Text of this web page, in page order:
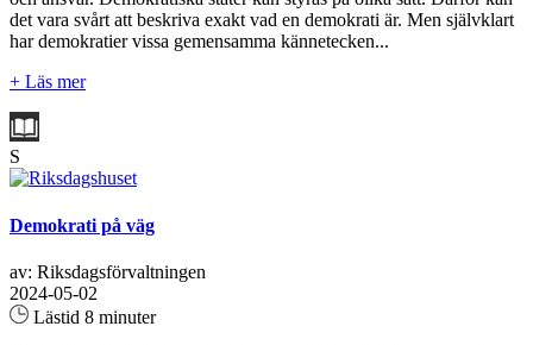
det vara svårt att beskriva exakt vad en demokrati är. Men självklart
har demokratier vissa gemensamma kännetecken...
+ Läs mer
S
Demokrati på väg
av: Riksdagsförvaltningen
2024-05-02
Lästid 8 minuter